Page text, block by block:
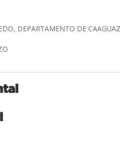
DEPARTAMENTO DE